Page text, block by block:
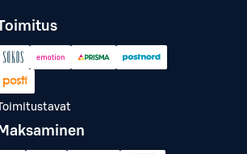
Maksaminen